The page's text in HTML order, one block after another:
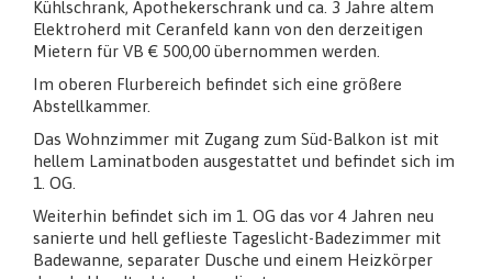
Kühlschrank, Apothekerschrank und ca. 3 Jahre altem
Elektroherd mit Ceranfeld kann von den derzeitigen
Mietern für VB € 500,00 übernommen werden.
Im oberen Flurbereich befindet sich eine größere
Abstellkammer.
Das Wohnzimmer mit Zugang zum Süd-Balkon ist mit
hellem Laminatboden ausgestattet und befindet sich im
1. OG.
Weiterhin befindet sich im 1. OG das vor 4 Jahren neu
sanierte und hell geflieste Tageslicht-Badezimmer mit
Badewanne, separater Dusche und einem Heizkörper